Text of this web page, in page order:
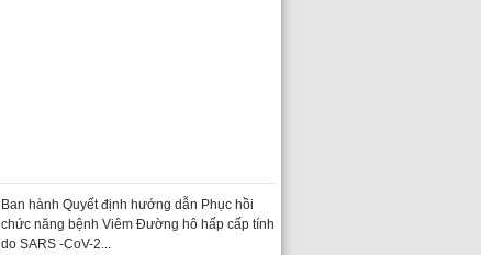
Ban hành Quyết định hướng dẫn Phục hồi
chức năng bệnh Viêm Đường hô hấp cấp tính
do SARS -CoV-2...